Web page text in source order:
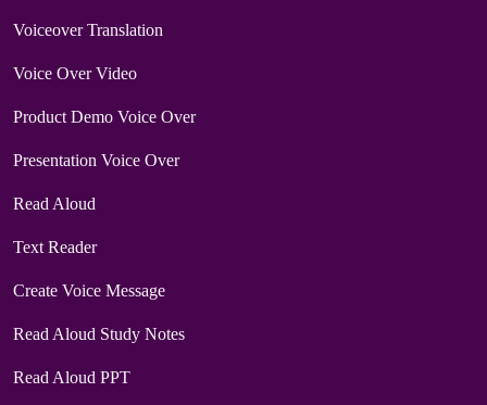
Voiceover Translation
Voice Over Video
Product Demo Voice Over
Presentation Voice Over
Read Aloud
Text Reader
Create Voice Message
Read Aloud Study Notes
Read Aloud PPT